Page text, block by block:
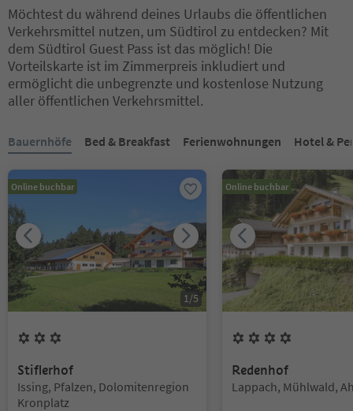
Möchtest du während deines Urlaubs die öffentlichen
Verkehrsmittel nutzen, um Südtirol zu entdecken? Mit
dem Südtirol Guest Pass ist das möglich! Die
Vorteilskarte ist im Zimmerpreis inkludiert und
ermöglicht die unbegrenzte und kostenlose Nutzung
aller öffentlichen Verkehrsmittel.
Bauernhöfe Bed & Breakfast Ferienwohnungen Hotel &
Online buchbar
1 /5
Stiflerhof
Standort:
Issing, Pfalzen, Dolomitenregion
Kronplatz
Online buchbar
Redenhof
Standort:
Lappach, Mühlwald,